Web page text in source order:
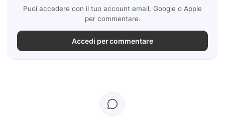
Puoi accedere con il tuo account email, Google o Apple
per commentare.
Accedi per commentare